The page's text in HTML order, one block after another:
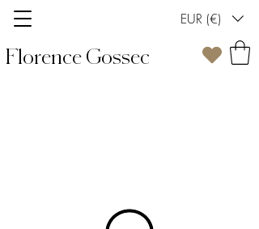
EUR (€)
Florence Gossec